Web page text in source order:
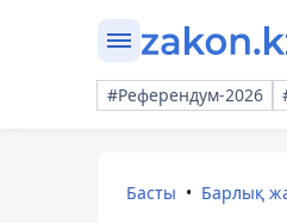
#Референдум-2026
Басты Барлық